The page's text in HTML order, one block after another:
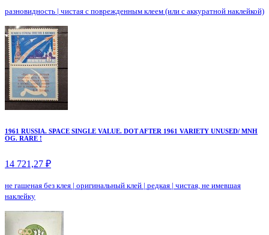
разновидность | чистая с поврежденным клеем (или с аккуратной наклейкой)
1961 RUSSIA. SPACE SINGLE VALUE. DOT AFTER 1961 VARIETY UNUSED/ MNH
OG. RARE !
14 721,27 ₽
не гашеная без клея | оригинальный клей | редкая | чистая, не имевшая
наклейку